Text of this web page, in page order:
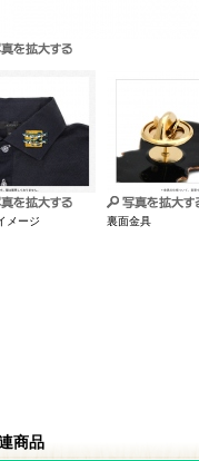
メージ 裏面金具
商品